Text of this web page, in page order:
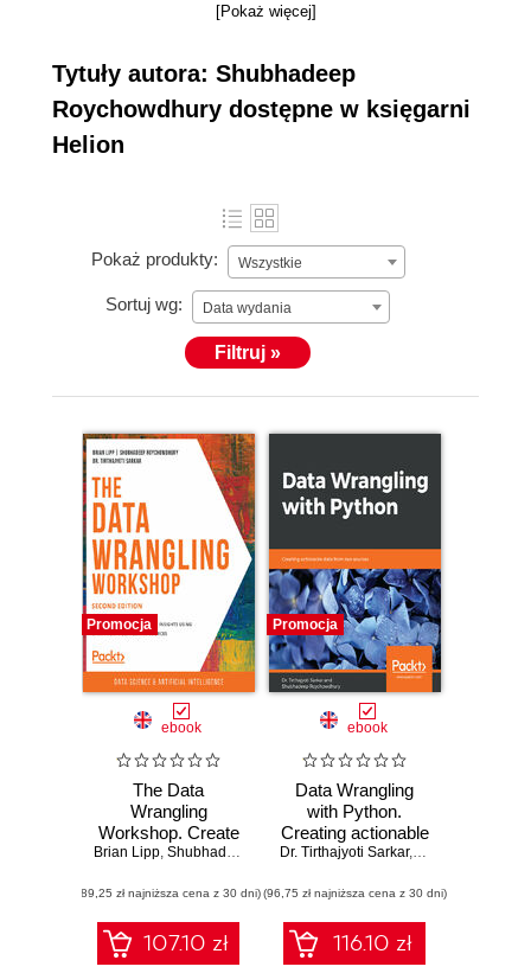
[Pokaż więcej]
Tytuły autora: Shubhadeep
Roychowdhury dostępne w księgarni
Helion
Pokaż produkty: Wszystkie
Sortuj wg: Data wydania
Filtruj »
Promocja
ebook
The Data
Wrangling
Workshop. Create
your own
using data from
multiple raw
sources - Second
Edition
Brian Lipp, Shubhadeep Roychowdhury ,Dr. Tirthajyoti Sarkar
(89,25 zł najniższa cena z 30 dni)
107.10 zł
Promocja
ebook
Data Wrangling
with Python.
Creating actionable
data from raw
Dr. Tirthajyoti Sarkar, Shubhadeep
(96,75 zł najniższa cena z 30 dni)
116.10 zł